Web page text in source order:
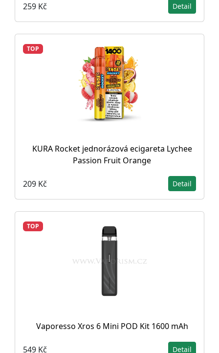
259 Kč Detail
TOP
KURA Rocket jednorázová ecigareta Lychee
Passion Fruit Orange
209 Kč Detail
TOP
Vaporesso Xros 6 Mini POD Kit 1600 mAh
549 Kč Detail